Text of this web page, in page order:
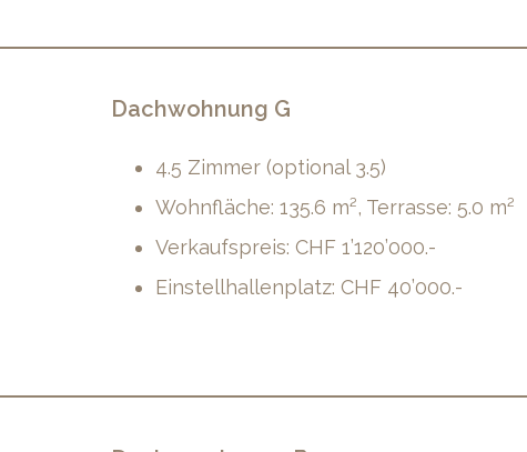
Dachwohnung G
4.5 Zimmer (optional 3.5)
Wohnfläche: 135.6 m², Terrasse: 5.0 m²
Verkaufspreis: CHF 1’120’000.-
Einstellhallenplatz: CHF 40’000.-